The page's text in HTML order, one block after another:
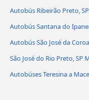
Autobús Ribeirão Preto,
Autobús Santana do
Autobús São José da
São José do Rio Preto, SP
Autobúses Teresina a